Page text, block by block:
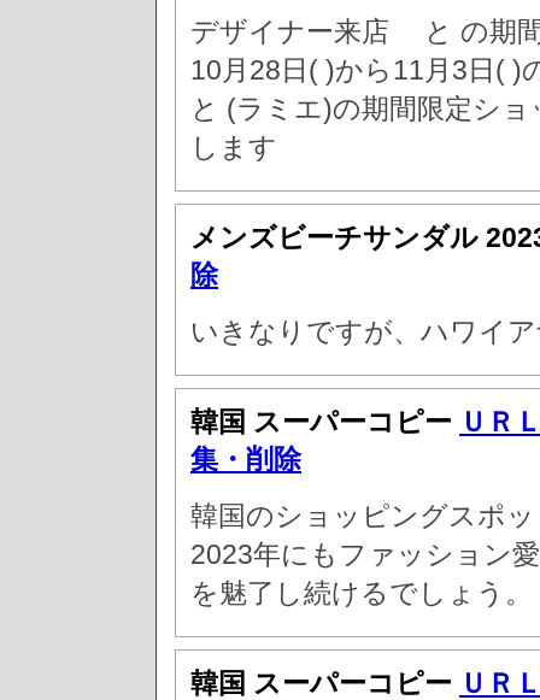
デザイナー来店 と の期
10月28日( )から11月3日( )
と (ラミエ)の期間限定シ
します
メンズビーチサンダル
除
いきなりですが、ハワイ
韓国 スーパーコピー ＵＲ
集・削除
韓国のショッピングスポ
2023年にもファッション
を魅了し続けるでしょう。
韓国 スーパーコピー ＵＲ